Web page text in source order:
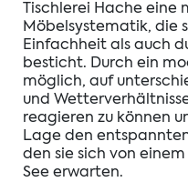
Tischlerei Hache eine
Möbelsystematik, die
Einfachheit als auch
besticht. Durch ein
möglich, auf
und
reagieren zu können
Lage den
den sie sich von
See erwarten.